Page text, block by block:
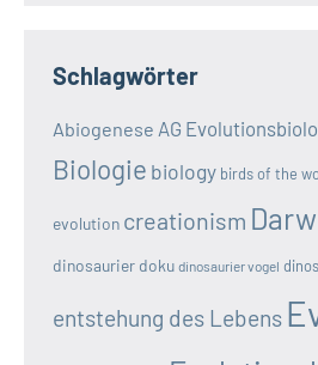
Schlagwörter
Abiogenese AG
Biologie biology birds of the
evolution creationism
dinosaurier doku dinosaurier vogel
entstehung des Lebens